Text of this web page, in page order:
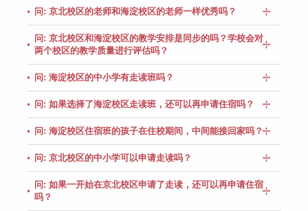
问: 京北校区的老师和海淀校区的老师一样优秀吗？
问: 京北校区和海淀校区的教学安排是同步的吗？学校会对
两个校区的教学质量进行评估吗？
问: 海淀校区的中小学有走读班吗？
问: 如果选择了海淀校区走读班，还可以再申请住宿吗？
问: 海淀校区住宿班的孩子在住校期间，中间能接回家吗？
问: 京北校区的中小学可以申请走读吗？
问: 如果一开始在京北校区申请了走读，还可以再申请住宿
吗？